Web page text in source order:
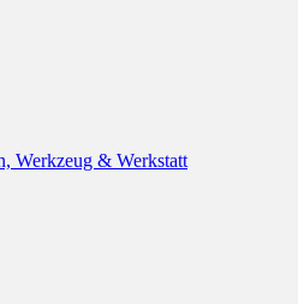
Werkzeug & Werkstatt